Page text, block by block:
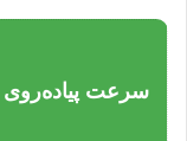
سرعت پیاده‌روی